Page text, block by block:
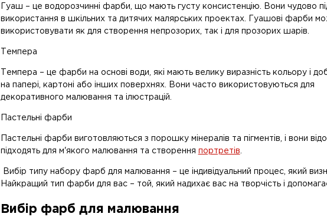
Гуаш – це водорозчинні фарби, що мають густу консистенцію. Вони чудово
використання в шкільних та дитячих малярських проектах. Гуашові фарби
використовувати як для створення непрозорих, так і для прозорих шарів.
Темпера
Темпера – це фарби на основі води, які мають велику виразність кольору і
на папері, картоні або інших поверхнях. Вони часто використовуються для
декоративного малювання та ілюстрацій.
Пастельні фарби
Пастельні фарби виготовляються з порошку мінералів та пігментів, і вони
підходять для м'якого малювання та створення портретів
Вибір типу набору фарб для малювання – це індивідуальний процес, який
Найкращий тип фарби для вас – той, який надихає вас на творчість і
Вибір фарб для малювання